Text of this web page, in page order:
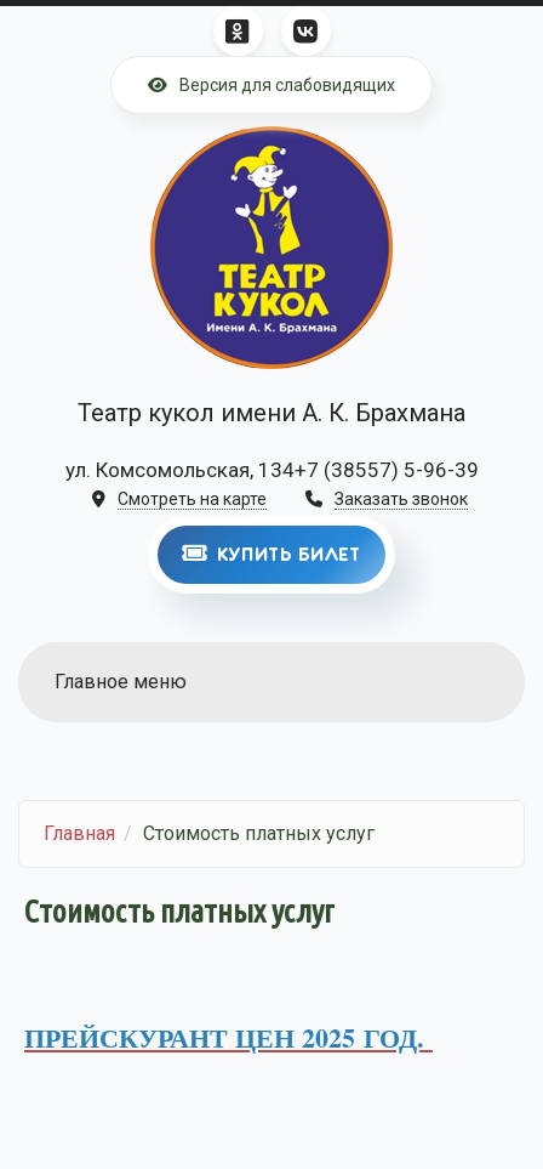
Перейти к основному содержанию
Версия для слабовидящих
Театр кукол имени А. К. Брахмана
ул. Комсомольская, 134
Смотреть на карте
+7 (38557) 5-96-39
Заказать звонок
КУПИТЬ БИЛЕТ
Главное меню
Главная Стоимость платных услуг
Стоимость платных услуг
ПРЕЙСКУРАНТ ЦЕН 2025 ГОД.